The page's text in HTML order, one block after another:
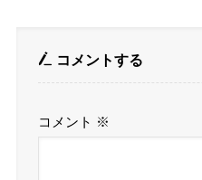
コメントする
コメント ※